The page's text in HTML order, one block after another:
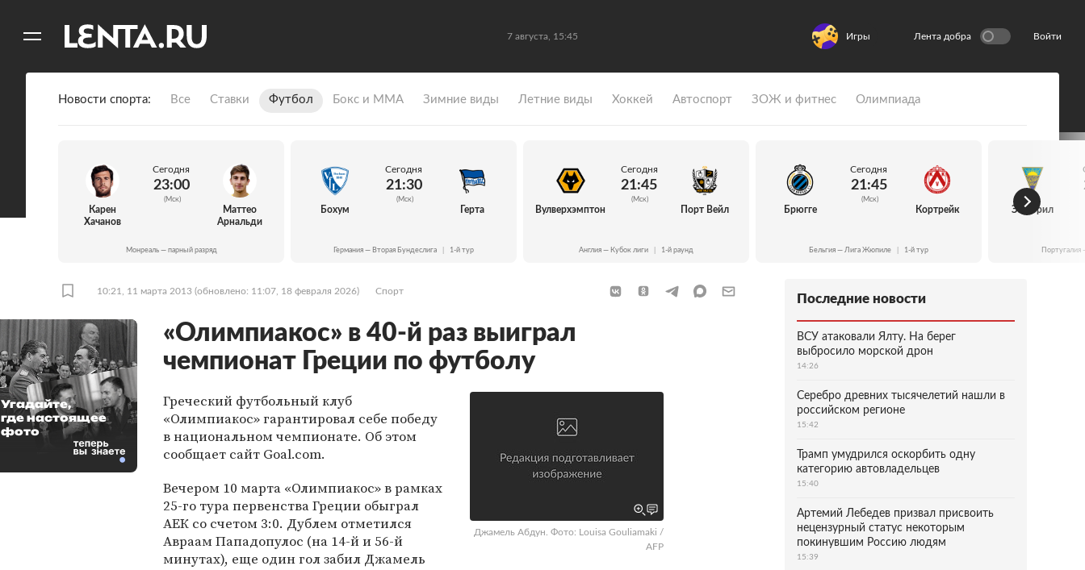
7 августа, 15:45 Игры Лента добра Войти
Новости спорта Все Ставки Футбол Бокс и ММА Зимние виды Летние виды Хоккей Автоспорт ЗОЖ и фитнес Олимпиада
Карен
Хачанов
Сегодня
23:00
(Мск)
Маттео
Арнальди
Монреаль — парный разряд
Бохум
Сегодня
21:30
(Мск)
Герта
Германия — Вторая Бундеслига 1-й тур
Вулверхэмптон
Сегодня
21:45
(Мск)
Порт Вейл
Англия — Кубок лиги 1-й раунд
Брюгге
Сегодня
21:45
(Мск)
Кортрейк
Бельгия — Лига Жюпиле 1-й тур
Эшторил
10:21, 11 марта 2013 (обновлено: 11:07, 18 февраля 2026) Спорт
«Олимпиакос» в 40-й раз выиграл
чемпионат Греции по футболу
Джамель Абдун. Фото: Louisa Gouliamaki /
AFP
Греческий футбольный клуб
«Олимпиакос» гарантировал себе победу
в национальном чемпионате. Об этом
сообщает сайт Goal.com.
Вечером 10 марта «Олимпиакос» в рамках
25-го тура первенства Греции обыграл
АЕК со счетом 3:0. Дублем отметился
Авраам Пападопулос (на 14-й и 56-й
минутах), еще один гол забил Джамель
Угадайте,
где настоящее
фото
Последние новости
ВСУ атаковали Ялту. На берег
выбросило морской дрон
14:26
Серебро древних тысячелетий нашли в
российском регионе
15:42
Трамп умудрился оскорбить одну
категорию автовладельцев
15:40
Артемий Лебедев призвал присвоить
нецензурный статус некоторым
покинувшим Россию людям
15:39